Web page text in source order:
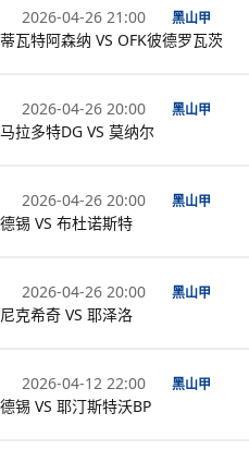
2026-04-26 21:00 黑山甲
蒂瓦特阿森纳 VS OFK彼德罗瓦茨
2026-04-26 20:00 黑山甲
马拉多特DG VS 莫纳尔
2026-04-26 20:00 黑山甲
德锡 VS 布杜诺斯特
2026-04-26 20:00 黑山甲
尼克希奇 VS 耶泽洛
2026-04-12 22:00 黑山甲
德锡 VS 耶汀斯特沃BP